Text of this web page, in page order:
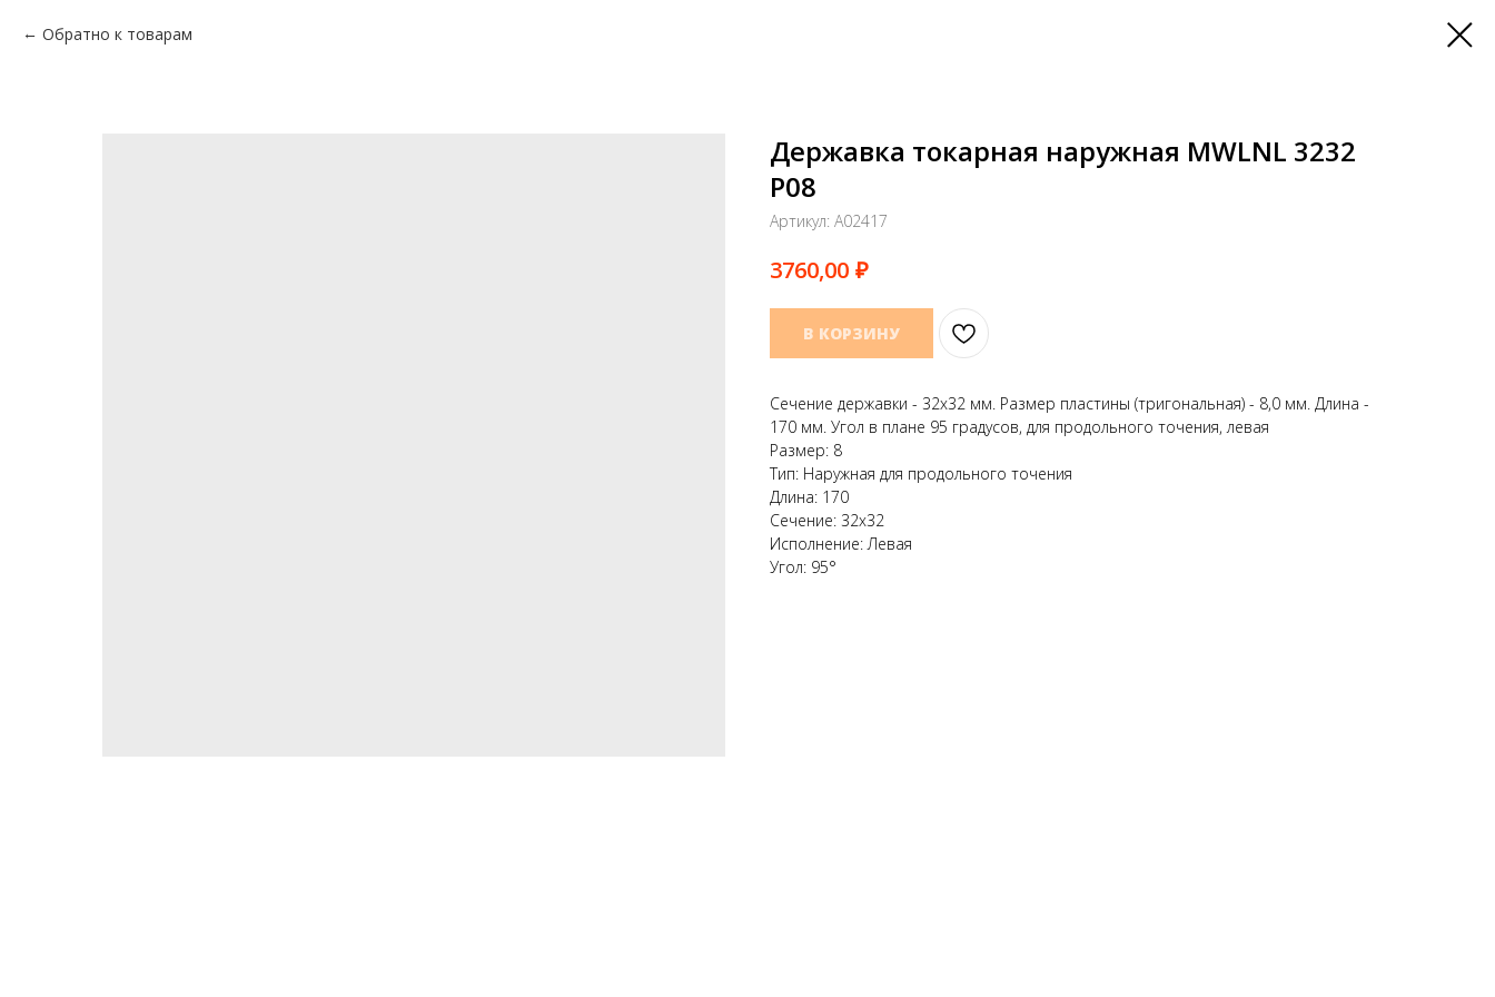
Обратно к товарам
Державка токарная наружная MWLNL 3232
P08
Артикул: A02417
3760,00 ₽
В КОРЗИНУ
Сечение державки - 32х32 мм. Размер пластины (тригональная) - 8,0 мм. Длина -
170 мм. Угол в плане 95 градусов, для продольного точения, левая
Размер: 8
Тип: Наружная для продольного точения
Длина: 170
Сечение: 32х32
Исполнение: Левая
Угол: 95°